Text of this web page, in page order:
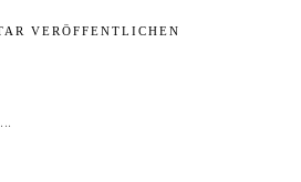
VERÖFFENTLICHEN